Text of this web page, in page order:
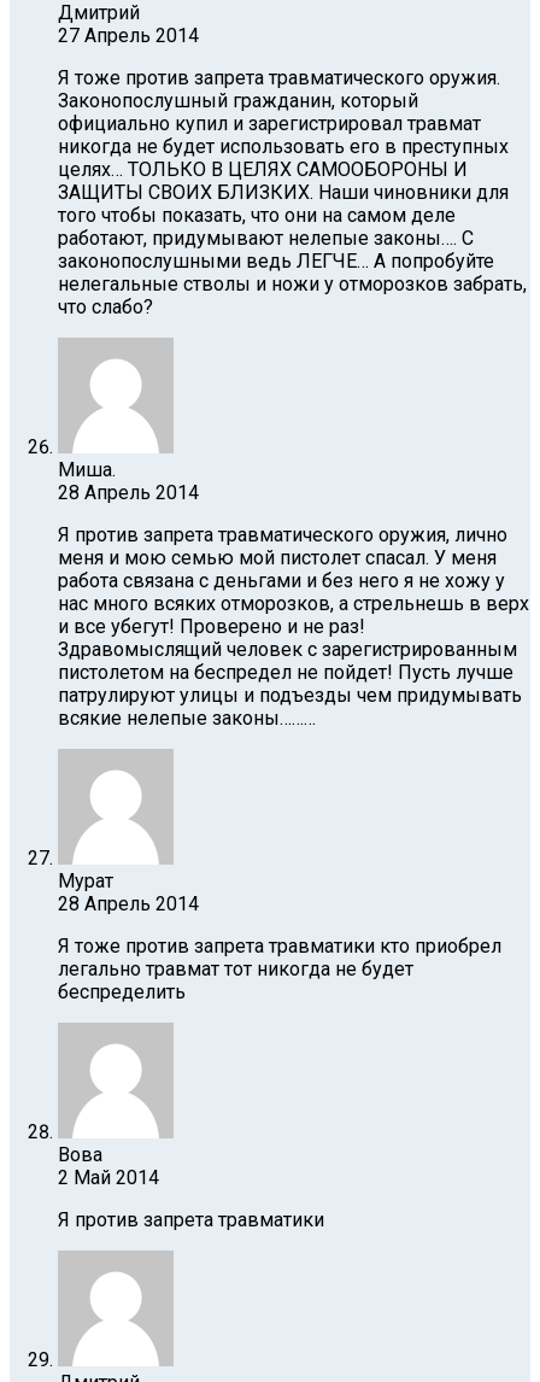
Дмитрий
27 Апрель 2014
Я тоже против запрета травматического оружия.
Законопослушный гражданин, который
официально купил и зарегистрировал травмат
никогда не будет использовать его в преступных
целях… ТОЛЬКО В ЦЕЛЯХ САМООБОРОНЫ И
ЗАЩИТЫ СВОИХ БЛИЗКИХ. Наши чиновники для
того чтобы показать, что они на самом деле
работают, придумывают нелепые законы…. С
законопослушными ведь ЛЕГЧЕ… А попробуйте
нелегальные стволы и ножи у отморозков забрать,
что слабо?
Миша.
28 Апрель 2014
Я против запрета травматического оружия, лично
меня и мою семью мой пистолет спасал. У меня
работа связана с деньгами и без него я не хожу у
нас много всяких отморозков, а стрельнешь в верх
и все убегут! Проверено и не раз!
Здравомыслящий человек с зарегистрированным
пистолетом на беспредел не пойдет! Пусть лучше
патрулируют улицы и подъезды чем придумывать
всякие нелепые законы………
Мурат
28 Апрель 2014
Я тоже против запрета травматики кто приобрел
легально травмат тот никогда не будет
беспределить
Вова
2 Май 2014
Я против запрета травматики